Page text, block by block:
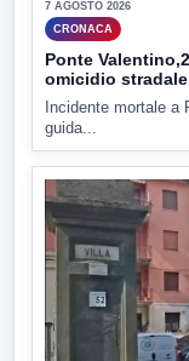
7 AGOSTO 2026
CRONACA
Ponte
omicidio stradale
Incidente mortale a
guida...